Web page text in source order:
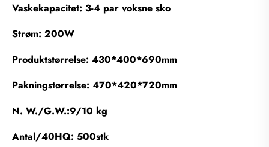
Vaskekapacitet: 3-4 par voksne sko
Strøm: 200W
Produktstørrelse: 430*400*690mm
Pakningstørrelse: 470*420*720mm
N. W./G.W.:9/10 kg
Antal/40HQ: 500stk